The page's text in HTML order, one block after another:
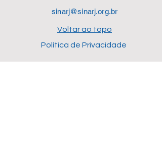
sinarj@sinarj.org.br
Voltar ao topo
Política de Privacidade